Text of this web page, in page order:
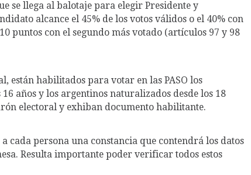
se llega al balotaje para elegir Presidente y
alcance el 45% de los votos válidos o el 40% con
puntos con el segundo más votado (artículos 97 y 98
están habilitados para votar en las PASO los
años y los argentinos naturalizados desde los 18
electoral y exhiban documento habilitante.
cada persona una constancia que contendrá los datos
Resulta importante poder verificar todos estos